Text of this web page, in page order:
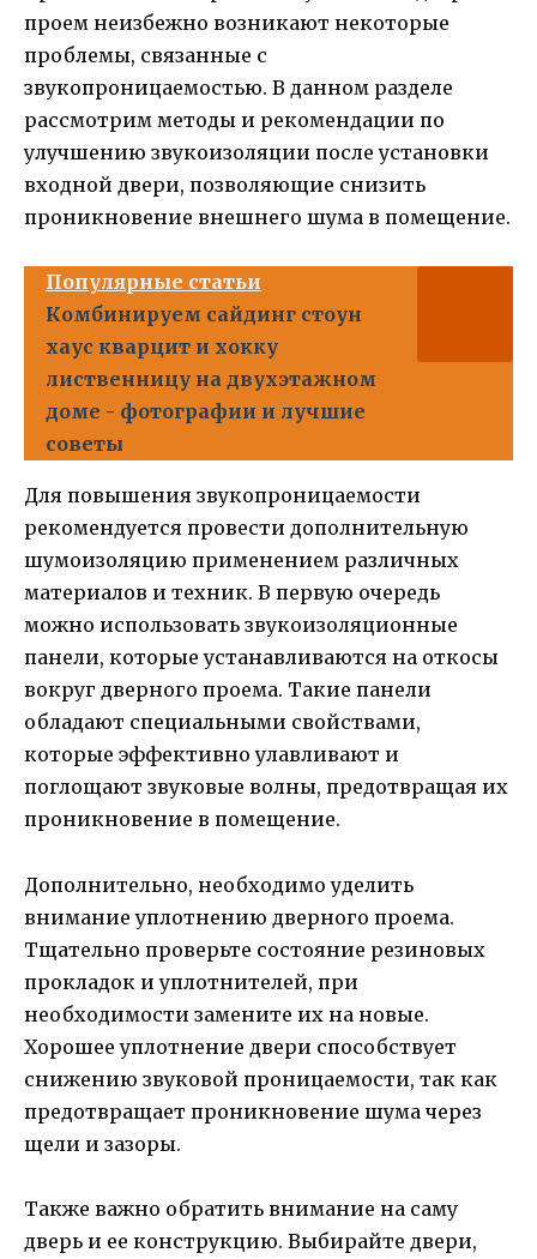
проем неизбежно возникают некоторые
проблемы, связанные с
звукопроницаемостью. В данном разделе
рассмотрим методы и рекомендации по
улучшению звукоизоляции после установки
входной двери, позволяющие снизить
проникновение внешнего шума в помещение.
Популярные статьи
Комбинируем сайдинг стоун
хаус кварцит и хокку
лиственницу на двухэтажном
доме - фотографии и лучшие
советы
Для повышения звукопроницаемости
рекомендуется провести дополнительную
шумоизоляцию применением различных
материалов и техник. В первую очередь
можно использовать звукоизоляционные
панели, которые устанавливаются на откосы
вокруг дверного проема. Такие панели
обладают специальными свойствами,
которые эффективно улавливают и
поглощают звуковые волны, предотвращая их
проникновение в помещение.
Дополнительно, необходимо уделить
внимание уплотнению дверного проема.
Тщательно проверьте состояние резиновых
прокладок и уплотнителей, при
необходимости замените их на новые.
Хорошее уплотнение двери способствует
снижению звуковой проницаемости, так как
предотвращает проникновение шума через
щели и зазоры.
Также важно обратить внимание на саму
дверь и ее конструкцию. Выбирайте двери,